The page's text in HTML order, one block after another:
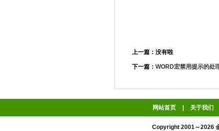
上一篇：没有啦
下一篇： WORD宏禁用提示的处
网站首页 关于我们
Copyright 2001～2026